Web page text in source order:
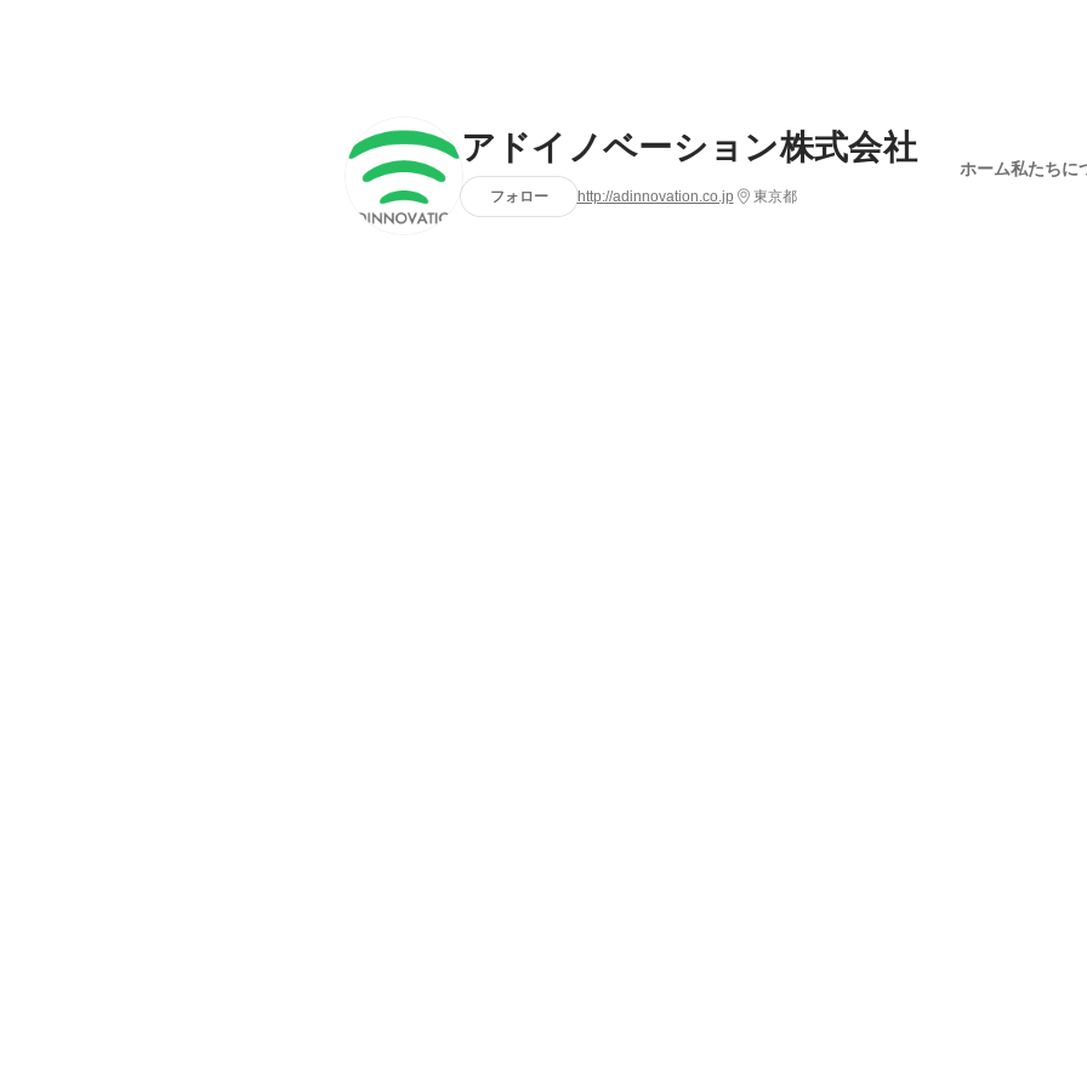
アドイノベーション株式会社
フォロー http://adinnovation.co.jp 東京都
ホーム私たちに